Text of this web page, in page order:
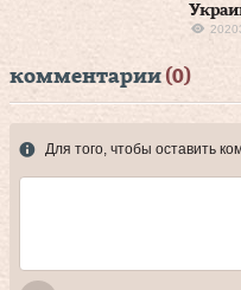
комментарии (0)
Для того, чтобы оставить